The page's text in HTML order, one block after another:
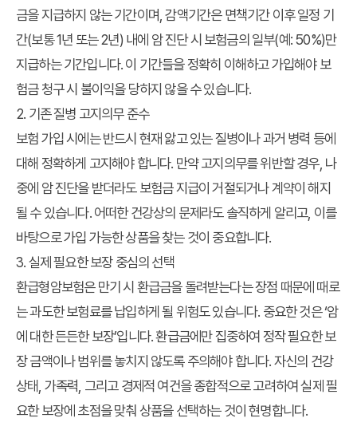
금을 지급하지 않는 기간이며, 감액기간은 면책기간 이후 일정 기
간(보통 1년 또는 2년) 내에 암 진단 시 보험금의 일부(예: 50%)만
지급하는 기간입니다. 이 기간들을 정확히 이해하고 가입해야 보
험금 청구 시 불이익을 당하지 않을 수 있습니다.
2. 기존 질병 고지의무 준수
보험 가입 시에는 반드시 현재 앓고 있는 질병이나 과거 병력 등에
대해 정확하게 고지해야 합니다. 만약 고지의무를 위반할 경우, 나
중에 암 진단을 받더라도 보험금 지급이 거절되거나 계약이 해지
될 수 있습니다. 어떠한 건강상의 문제라도 솔직하게 알리고, 이를
바탕으로 가입 가능한 상품을 찾는 것이 중요합니다.
3. 실제 필요한 보장 중심의 선택
환급형암보험은 만기 시 환급금을 돌려받는다는 장점 때문에 때로
는 과도한 보험료를 납입하게 될 위험도 있습니다. 중요한 것은 ‘암
에 대한 든든한 보장’입니다. 환급금에만 집중하여 정작 필요한 보
장 금액이나 범위를 놓치지 않도록 주의해야 합니다. 자신의 건강
상태, 가족력, 그리고 경제적 여건을 종합적으로 고려하여 실제 필
요한 보장에 초점을 맞춰 상품을 선택하는 것이 현명합니다.